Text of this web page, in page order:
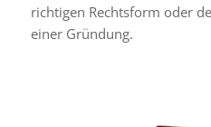
richtigen Rechtsform oder
einer Gründung.